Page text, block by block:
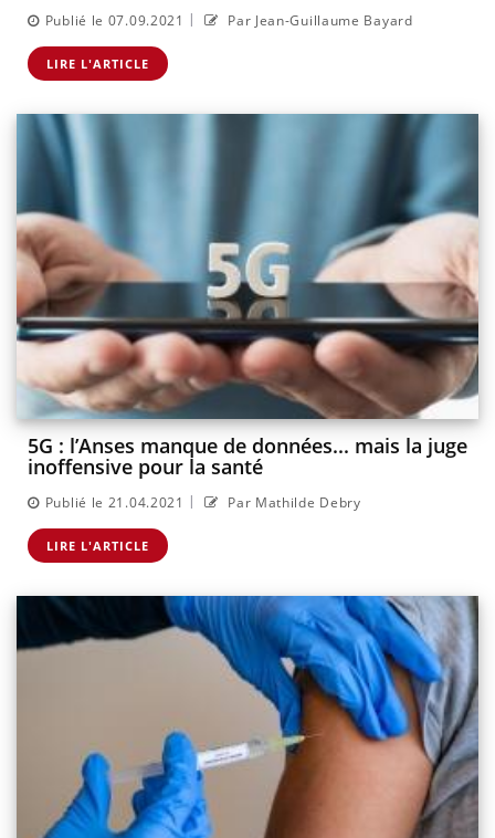
Publié le 07.09.2021 | Par Jean-Guillaume Bayard
LIRE L'ARTICLE
5G : l’Anses manque de données... mais la juge
inoffensive pour la santé
Publié le 21.04.2021 | Par Mathilde Debry
LIRE L'ARTICLE